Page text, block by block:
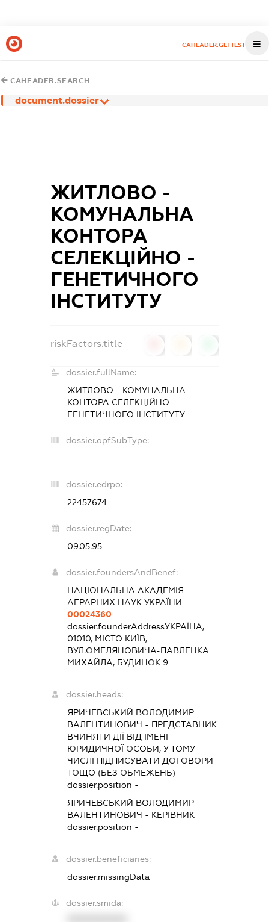
CAHEADER.GETTEST
CAHEADER.SEARCH
document.dossier
ЖИТЛОВО -
КОМУНАЛЬНА
КОНТОРА
СЕЛЕКЦІЙНО -
ГЕНЕТИЧНОГО
ІНСТИТУТУ
riskFactors.title
dossier.fullName:
ЖИТЛОВО - КОМУНАЛЬНА
КОНТОРА СЕЛЕКЦІЙНО -
ГЕНЕТИЧНОГО ІНСТИТУТУ
dossier.opfSubType:
-
dossier.edrpo:
22457674
dossier.regDate:
09.05.95
dossier.foundersAndBenef:
НАЦІОНАЛЬНА АКАДЕМІЯ
АГРАРНИХ НАУК УКРАЇНИ
00024360
dossier.founderAddressУКРАЇНА,
01010, МІСТО КИЇВ,
ВУЛ.ОМЕЛЯНОВИЧА-ПАВЛЕНКА
МИХАЙЛА, БУДИНОК 9
dossier.heads:
ЯРИЧЕВСЬКИЙ ВОЛОДИМИР
ВАЛЕНТИНОВИЧ - ПРЕДСТАВНИК
ВЧИНЯТИ ДІЇ ВІД ІМЕНІ
ЮРИДИЧНОЇ ОСОБИ, У ТОМУ
ЧИСЛІ ПІДПИСУВАТИ ДОГОВОРИ
ТОЩО (БЕЗ ОБМЕЖЕНЬ)
dossier.position -
ЯРИЧЕВСЬКИЙ ВОЛОДИМИР
ВАЛЕНТИНОВИЧ - КЕРІВНИК
dossier.position -
dossier.beneficiaries:
dossier.missingData
dossier.smida: